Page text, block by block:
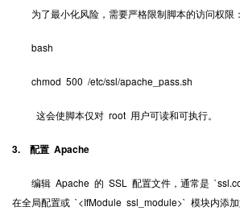
为了最小化风险，需要严格限制脚本的访问权限：
bash
chmod 500 /etc/ssl/apache_pass.sh
这会使脚本仅对 root 用户可读和可执行。
3. 配置 Apache
编辑 Apache 的 SSL 配置文件，通常是
在全局配置或 `<IfModule ssl_module>` 模块内添加